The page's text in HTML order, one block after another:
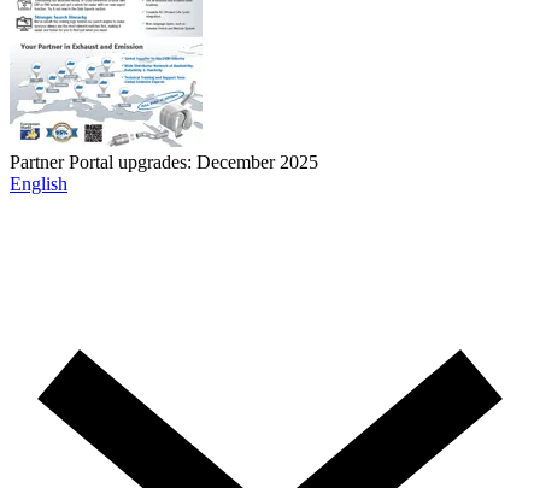
Partner Portal upgrades: December 2025
English